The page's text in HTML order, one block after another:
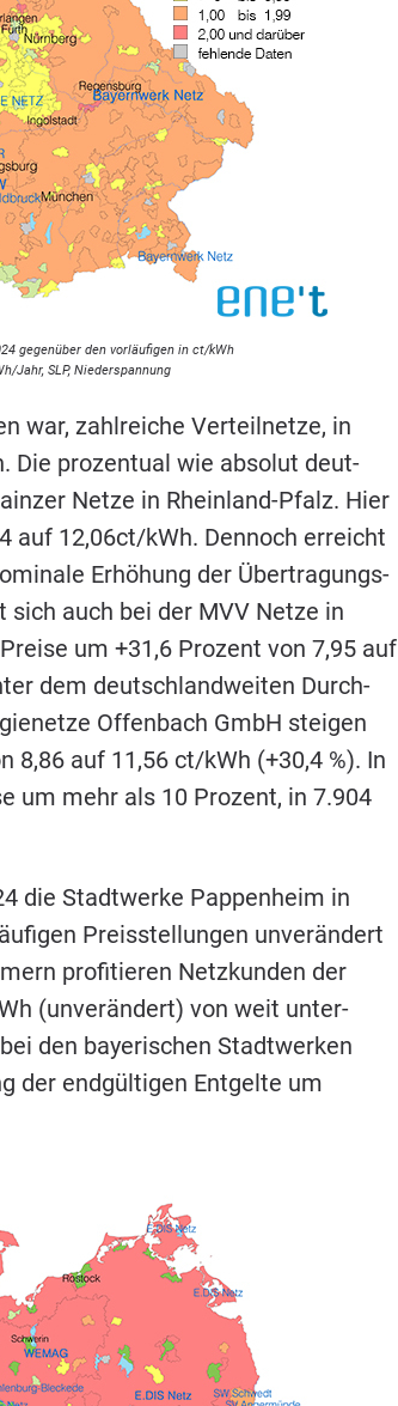
gegen­über den vor­läu­fi­gen in ct/​kWh
​Jahr,SLP, Niederspannung
war, zahl­rei­che Ver­teil­net­ze, in
Die pro­zen­tu­al wie abso­lut deut­
Net­ze in Rhein­land-Pfalz. Hier
auf 12,06ct/kWh. Den­noch erreicht
Erhö­hung der Über­tra­gungs­
sich auch bei der MVV Net­ze in
um +31,6 Pro­zent von 7,95 auf
dem deutsch­land­wei­ten Durch­
Offen­bach GmbH stei­gen
8,86 auf 11,56 ct/​kWh (+30,4 %). In
um mehr als 10 Pro­zent, in 7.904
die Stadt­wer­ke Pap­pen­heim in
Preis­stel­lun­gen unver­än­dert
pro­fi­tie­ren Netz­kun­den der
(unver­än­dert) von weit unter­
den baye­ri­schen Stadt­wer­ken
der end­gül­ti­gen Ent­gel­te um